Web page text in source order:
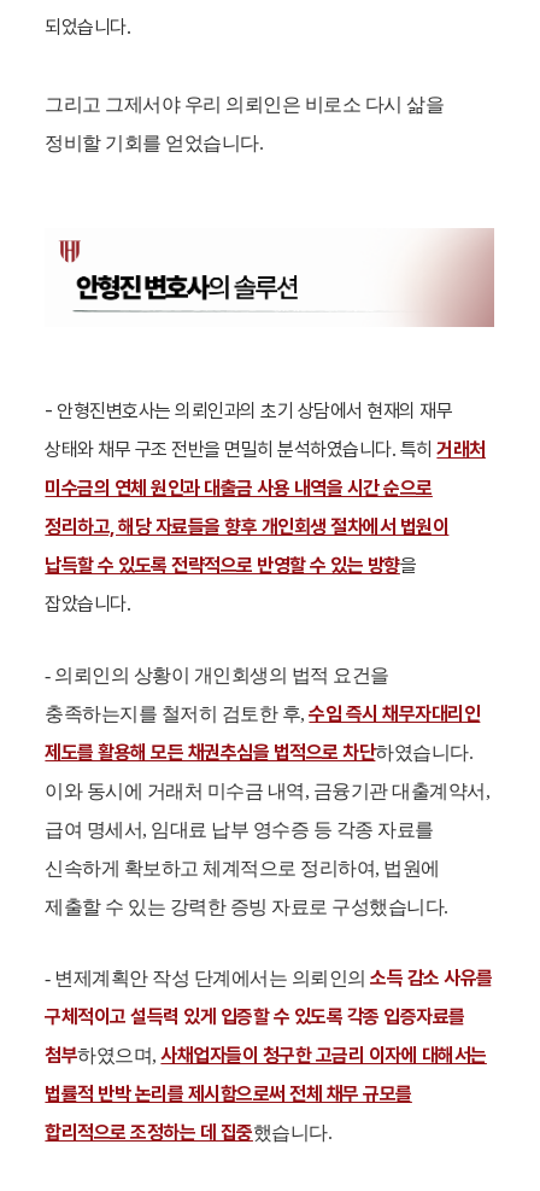
되었습니다.
그리고 그제서야 우리 의뢰인은 비로소 다시 삶을
정비할 기회를 얻었습니다.
- 안형진변호사는 의뢰인과의 초기 상담에서 현재의 재무
상태와 채무 구조 전반을 면밀히 분석하였습니다. 특히거래처
미수금의 연체 원인과 대출금 사용 내역을 시간 순으로
정리하고, 해당 자료들을 향후 개인회생 절차에서 법원이
납득할 수 있도록 전략적으로 반영할 수 있는 방향을
잡았습니다.
- 의뢰인의 상황이 개인회생의 법적 요건을
충족하는지를 철저히 검토한 후,수임 즉시 채무자대리인
제도를 활용해 모든 채권추심을 법적으로 차단하였습니다.
이와 동시에 거래처 미수금 내역, 금융기관 대출계약서,
급여 명세서, 임대료 납부 영수증 등 각종 자료를
신속하게 확보하고 체계적으로 정리하여, 법원에
제출할 수 있는 강력한 증빙 자료로 구성했습니다.
- 변제계획안 작성 단계에서는 의뢰인의소득 감소 사유를
구체적이고 설득력 있게 입증할 수 있도록 각종 입증자료를
첨부하였으며,사채업자들이 청구한 고금리 이자에 대해서는
법률적 반박 논리를 제시함으로써 전체 채무 규모를
합리적으로 조정하는 데 집중했습니다.